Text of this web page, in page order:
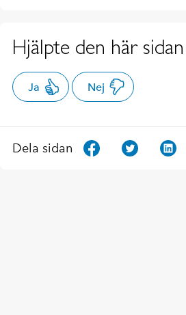
Hjälpte den här sidan
Ja Nej
Dela sidan